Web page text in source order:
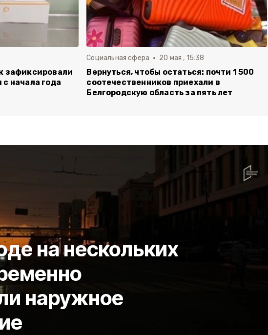
зафиксировали
начала года
Социальная сфера 20 мая , 15:38
Вернуться, чтобы остаться: почти 1 500
соотечественников приехали в
Белгородскую область за пять лет
на нескольких
наружное